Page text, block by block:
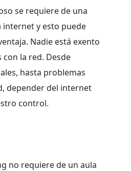
se requiere de una
internet y esto puede
Nadie está exento
la red. Desde
hasta problemas
depender del internet
control.
no requiere de un aula